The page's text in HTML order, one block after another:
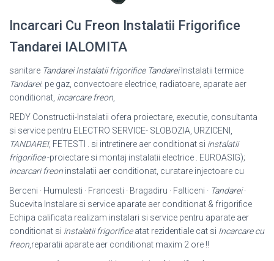
Incarcari Cu Freon Instalatii Frigorifice
Tandarei IALOMITA
sanitare Tandarei Instalatii frigorifice TandareiInstalatii termice
Tandarei. pe gaz, convectoare electrice, radiatoare, aparate aer
conditionat, incarcare freon
REDY Constructii-Instalatii ofera proiectare, executie, consultanta
si service pentru ELECTRO SERVICE- SLOBOZIA, URZICENI,
TANDAREI, FETESTI . si intretinere aer conditionat si instalatii
frigorifice-proiectare si montaj instalatii electrice . EUROASIG);
incarcari freon instalatii aer conditionat, curatare injectoare cu
Berceni · Humulesti · Francesti · Bragadiru · Falticeni · Tandarei·
Sucevita Instalare si service aparate aer conditionat & frigorifice
Echipa calificata realizam instalari si service pentru aparate aer
conditionat si instalatii frigorificeatat rezidentiale cat si Incarcare cu
freon ,reparatii aparate aer conditionat maxim 2 ore !!